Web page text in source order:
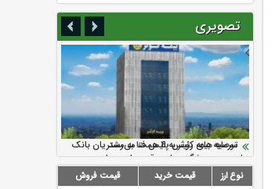
تصویری
ارزش سهام عدالت بالا رفت
سرمایه بیمه کوثر به ۴ همت می‌رسد
نود ثانیه با فولاد سنگان
تقدیر دبیرکل سندیکای بیمه گران ایران از
اقدامات مدیرعامل بیمه رازی
توصیه های رئیس پلیس فتا به مشتریان بانک
ها در مورد پیشگیری از سرقت های مجازی
نوع ارز قیمت خرید
قیمت فروش